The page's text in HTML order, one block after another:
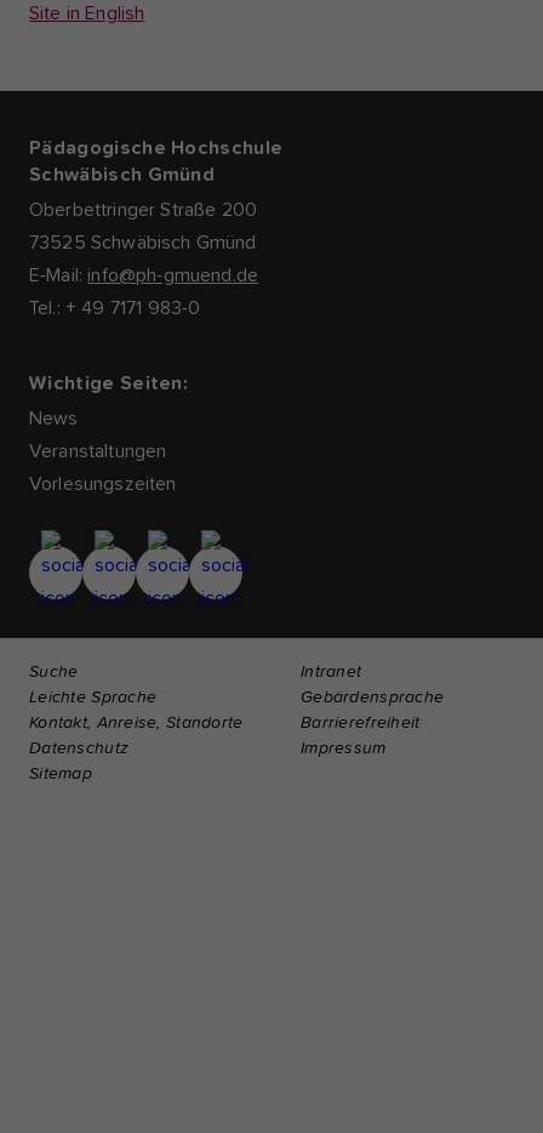
Site in English
Pädagogische Hochschule
Schwäbisch Gmünd
Oberbettringer Straße 200
73525 Schwäbisch Gmünd
E-Mail: info@ph-gmuend.de
Tel.: + 49 7171 983-0
Wichtige Seiten:
News
Veranstaltungen
Vorlesungszeiten
Suche
Intranet
Leichte Sprache
Gebärdensprache
Kontakt, Anreise, Standorte
Barrierefreiheit
Datenschutz
Impressum
Sitemap